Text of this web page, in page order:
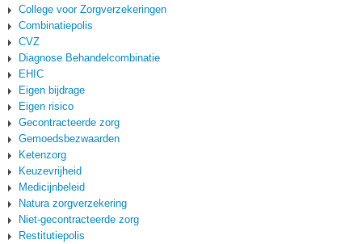
College voor Zorgverzekeringen
Combinatiepolis
CVZ
Diagnose Behandelcombinatie
EHIC
Eigen bijdrage
Eigen risico
Gecontracteerde zorg
Gemoedsbezwaarden
Ketenzorg
Keuzevrijheid
Medicijnbeleid
Natura zorgverzekering
Niet-gecontracteerde zorg
Restitutiepolis